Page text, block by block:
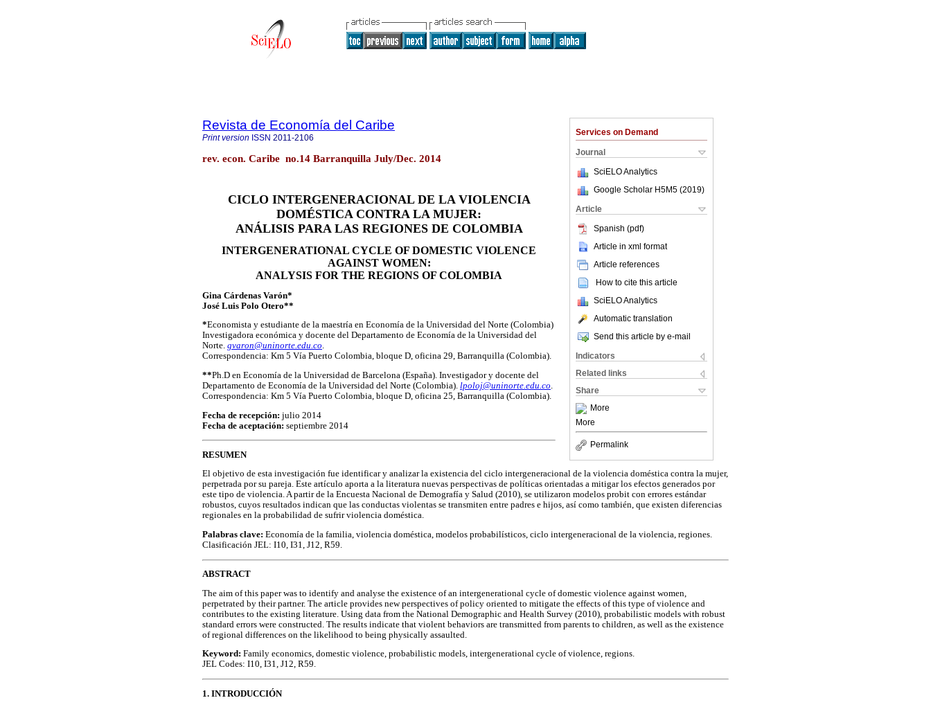
Services on Demand
Journal
SciELO Analytics
Google Scholar H5M5 (2019)
Article
Spanish (pdf)
Article in xml format
Article references
How to cite this article
SciELO Analytics
Automatic translation
Send this article by e-mail
Indicators
Related links
Share
More
More
Permalink
Revista de Economía del Caribe
Print version ISSN 2011-2106
rev. econ. Caribe no.14 Barranquilla July/Dec. 2014
CICLO INTERGENERACIONAL DE LA VIOLENCIA
DOMÉSTICA CONTRA LA MUJER:
ANÁLISIS PARA LAS REGIONES DE COLOMBIA
INTERGENERATIONAL CYCLE OF DOMESTIC VIOLENCE
AGAINST WOMEN:
ANALYSIS FOR THE REGIONS OF COLOMBIA
Gina Cárdenas Varón*
José Luis Polo Otero**
*Economista y estudiante de la maestría en Economía de la Universidad del Norte (Colombia)
Investigadora económica y docente del Departamento de Economía de la Universidad del
Norte. gvaron@uninorte.edu.co.
Correspondencia: Km 5 Vía Puerto Colombia, bloque D, oficina 29, Barranquilla (Colombia).
**Ph.D en Economía de la Universidad de Barcelona (España). Investigador y docente del
Departamento de Economía de la Universidad del Norte (Colombia). lpoloj@uninorte.edu.co.
Correspondencia: Km 5 Vía Puerto Colombia, bloque D, oficina 25, Barranquilla (Colombia).
Fecha de recepción: julio 2014
Fecha de aceptación: septiembre 2014
RESUMEN
El objetivo de esta investigación fue identificar y analizar la existencia del ciclo intergeneracional de la violencia doméstica contra la mujer,
perpetrada por su pareja. Este artículo aporta a la literatura nuevas perspectivas de políticas orientadas a mitigar los efectos generados por
este tipo de violencia. A partir de la Encuesta Nacional de Demografía y Salud (2010), se utilizaron modelos probit con errores estándar
robustos, cuyos resultados indican que las conductas violentas se transmiten entre padres e hijos, así como también, que existen diferencias
regionales en la probabilidad de sufrir violencia doméstica.
Palabras clave: Economía de la familia, violencia doméstica, modelos probabilísticos, ciclo intergeneracional de la violencia, regiones.
Clasificación JEL: I10, I31, J12, R59.
ABSTRACT
The aim of this paper was to identify and analyse the existence of an intergenerational cycle of domestic violence against women,
perpetrated by their partner. The article provides new perspectives of policy oriented to mitigate the effects of this type of violence and
contributes to the existing literature. Using data from the National Demographic and Health Survey (2010), probabilistic models with robust
standard errors were constructed. The results indicate that violent behaviors are transmitted from parents to children, as well as the existence
of regional differences on the likelihood to being physically assaulted.
Keyword: Family economics, domestic violence, probabilistic models, intergenerational cycle of violence, regions.
JEL Codes: I10, I31, J12, R59.
1. INTRODUCCIÓN